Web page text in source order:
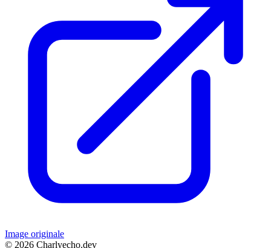
Image originale
© 2026 Charlyecho.dev